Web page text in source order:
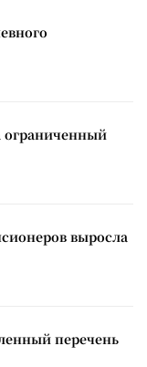
ограниченный
выросла
перечень